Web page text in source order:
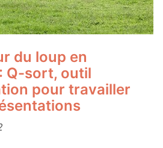
du loup en
Q-sort, outil
pour travailler